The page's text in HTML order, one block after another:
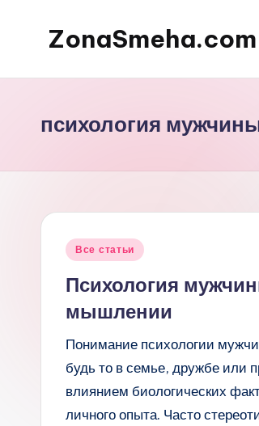
ПерейтиZonaSmeha.com
Правильное
психология
Опубликовано
Все статьи
Психология
мышлении
Понимание психологии
будь то в семье, дружбе или
влиянием биологических
личного опыта. Часто